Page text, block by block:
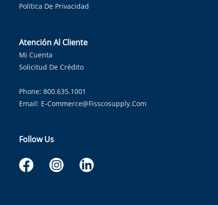
Política De Privacidad
Atención Al Cliente
Mi Cuenta
Solicitud De Crédito
Phone: 800.635.1001
Email: E-Commerce@fisscosupply.com
Follow Us